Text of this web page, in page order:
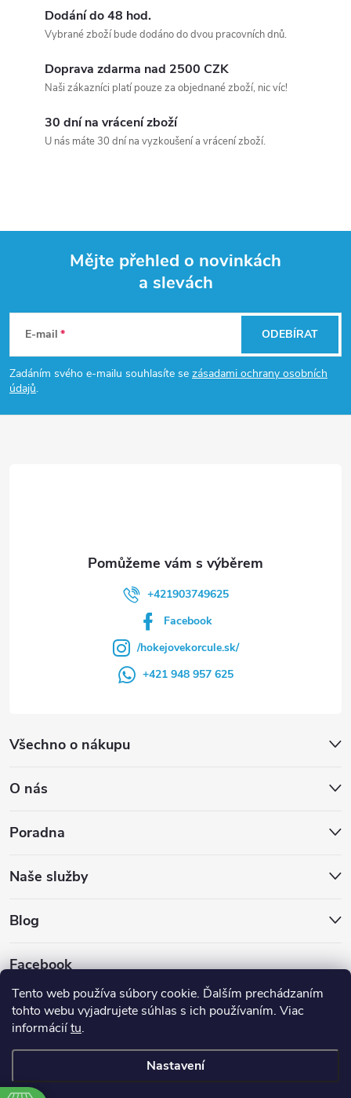
Tento web používa súbory cookie. Ďalším prechádzaním
tohto webu vyjadrujete súhlas s ich používaním. Viac
informáciítu.
Nastavení
Dodání do 48 hod.
Vybrané zboží bude dodáno do dvou pracovních dnů.
Doprava zdarma nad 2500 CZK
Naši zákazníci platí pouze za objednané zboží, nic víc!
30 dní na vrácení zboží
U nás máte 30 dní na vyzkoušení a vrácení zboží.
p
a
Mějte přehled o novinkách
a slevách
E-mail
Zadáním svého e-mailu souhlasíte se zásadami ochrany osobních
údajů.
ODEBÍRAT
Všechno o nákupu
O nás
Poradna
Naše služby
Blog
Facebook
+421903749625
Facebook
/hokejovekorcule.sk/
+421 948 957 625